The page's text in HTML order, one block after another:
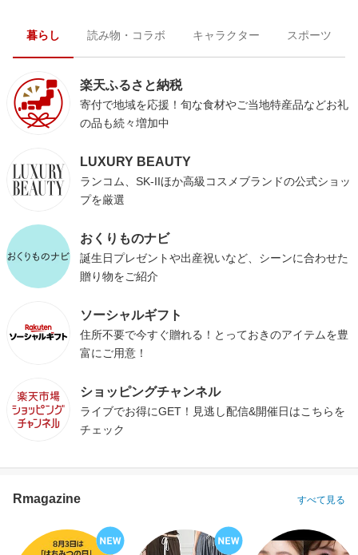
暮らし 読み物・コラボ キャラクター スポーツ
楽天ふるさと納税
寄付で地域を応援！旬な食材やご当地特産品などお礼
の品も続々増加中
LUXURY BEAUTY
ランコム、SK-IIほか高級コスメブランドの公式ショッ
プを厳選
おくりものナビ
誕生日プレゼントや出産祝いなど、シーンに合わせた
贈り物をご紹介
ソーシャルギフト
住所不要で今すぐ贈れる！とっておきのアイテムを豊
富にご用意！
ショッピングチャンネル
ライブでお得にGET！見逃し配信&開催日はこちらを
チェック
Rmagazine すべて見る